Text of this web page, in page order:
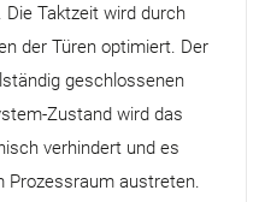
Taktzeit wird durch
der Türen optimiert. Der
geschlossenen
Zustand wird das
verhindert und es
Prozessraum austreten.